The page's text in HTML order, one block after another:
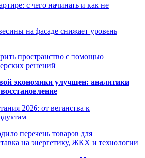
с чего начинать и как не
на фасаде снижает уровень
пространство с помощью
решений
экономики улучшен: аналитики
2026: от веганства к
перечень товаров для
на энергетику, ЖКХ и технологии